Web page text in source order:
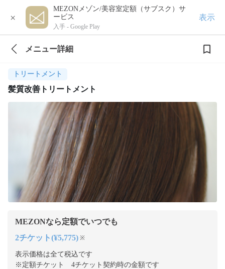
×
MEZONメゾン/美容室定額（サブスク）サ
ービス
入手 - Google Play
表示
メニュー詳細
トリートメント
髪質改善トリートメント
MEZONなら定額でいつでも
2チケット(¥5,775) ※
表示価格は全て税込です
※定額チケット 4チケット契約時の金額です